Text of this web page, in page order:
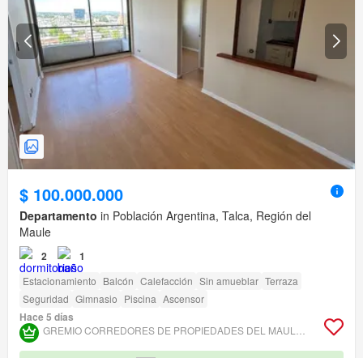
$ 100.000.000
Departamento in Población Argentina, Talca, Región del
Maule
2 1
Estacionamiento Balcón Calefacción Sin amueblar Terraza
Seguridad Gimnasio Piscina Ascensor
Hace 5 días